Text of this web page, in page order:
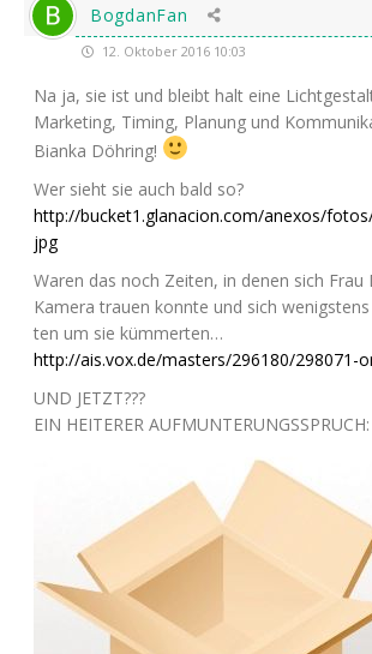
BogdanFan
12. Oktober 2016 10:03
Na ja, sie ist und bleibt halt eine
Mar­ke­ting, Timing, Pla­nung und
Bian­ka Döhring!
Wer sieht sie auch bald so?
http://bucket1.glanacion.com/anexos/
jpg
Waren das noch Zei­ten, in denen sich Frau
Kame­ra trau­en konn­te und sich
ten um sie kümmerten…
http://ais.vox.de/masters/296180/298071-
UND JETZT???
EIN HEITERER AUFMUNTERUNGSSPRUCH: